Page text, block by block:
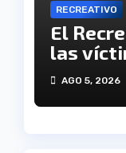
RECREATIVO
El
las
XX
tragedia
AGO 5, 2026